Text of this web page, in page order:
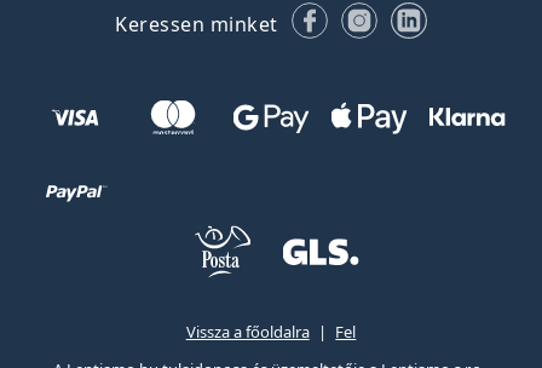
Keressen minket FacebookInstagram
LinkedIn
Vissza a főoldalra
Fel